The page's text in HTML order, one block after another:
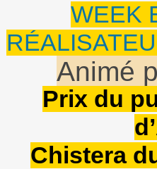
WEEK
Animé
Prix du
Chistera